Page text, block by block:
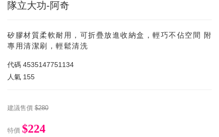
隊立大功-阿奇
矽膠材質柔軟耐用，可折疊放進收納盒，輕巧不佔空間 附
專用清潔刷，輕鬆清洗
代碼 4535147751134
人氣 155
建議售價 $280
特價 $224